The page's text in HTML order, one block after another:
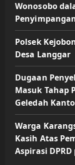
Wonosobo
Polsek
Desa Langgar
Dugaan
Masuk Tahap
Geledah
Warga
Kasih Atas
Aspirasi